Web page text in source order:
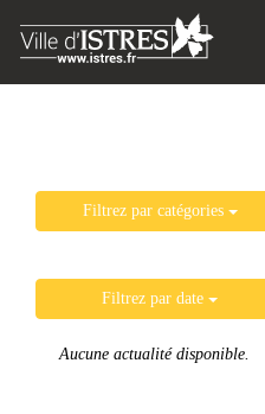
Filtrez par catégories
Filtrez par date
Aucune actualité disponible.